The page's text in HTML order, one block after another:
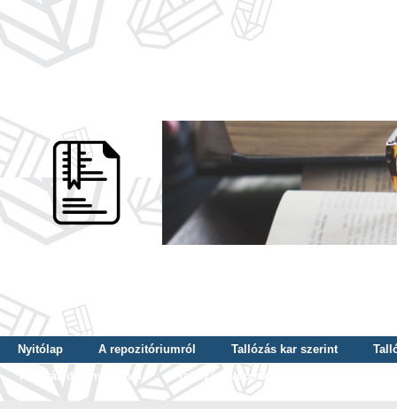
Nyitólap A repozitóriumról Tallózás kar szerint
Tallózás dátum szerint
Tallózás tudományterület szerint